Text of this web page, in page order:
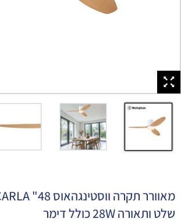
שלט ותאורה 28W כולל דימר